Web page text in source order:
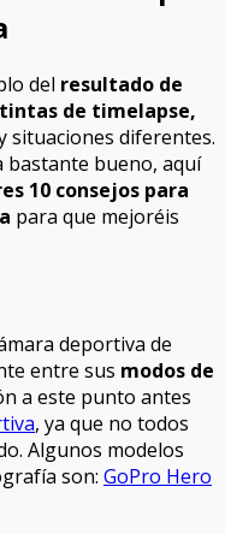
del resultado de
de timelapse,
situaciones diferentes.
bastante bueno, aquí
10 consejos para
para que mejoréis
deportiva de
entre sus modos de
a este punto antes
, ya que no todos
Algunos modelos
son: GoPro Hero